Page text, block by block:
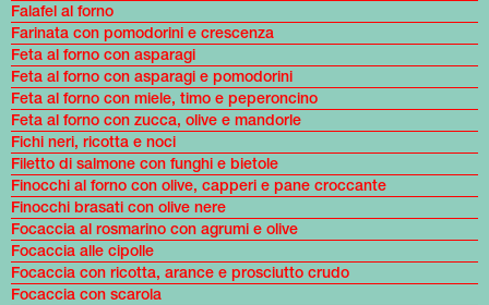
Falafel al forno
Farinata con pomodorini e crescenza
Feta al forno con asparagi
Feta al forno con asparagi e pomodorini
Feta al forno con miele, timo e peperoncino
Feta al forno con zucca, olive e mandorle
Fichi neri, ricotta e noci
Filetto di salmone con funghi e bietole
Finocchi al forno con olive, capperi e pane croccante
Finocchi brasati con olive nere
Focaccia al rosmarino con agrumi e olive
Focaccia alle cipolle
Focaccia con ricotta, arance e prosciutto crudo
Focaccia con scarola